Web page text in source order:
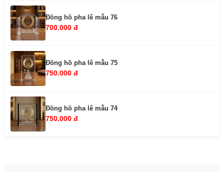
Đồng hồ pha lê mẫu 76
700.000 đ
Đồng hồ pha lê mẫu 75
750.000 đ
Đồng hồ pha lê mẫu 74
750.000 đ